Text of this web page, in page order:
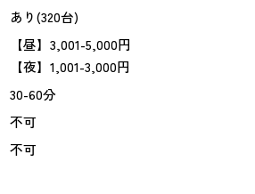
あり(320台)
【昼】3,001-5,000円
【夜】1,001-3,000円
30-60分
不可
不可